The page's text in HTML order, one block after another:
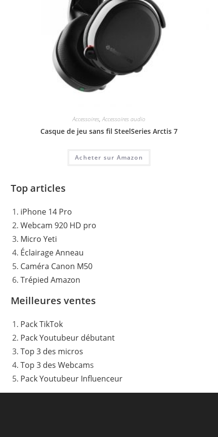
Accessoires,Accessoires audio
Casque de jeu sans fil SteelSeries Arctis 7
Acheter sur Amazon
Top articles
iPhone 14 Pro
Webcam 920 HD pro
Micro Yeti
Éclairage Anneau
Caméra Canon M50
Trépied Amazon
Meilleures ventes
Pack TikTok
Pack Youtubeur débutant
Top 3 des micros
Top 3 des Webcams
Pack Youtubeur Influenceur